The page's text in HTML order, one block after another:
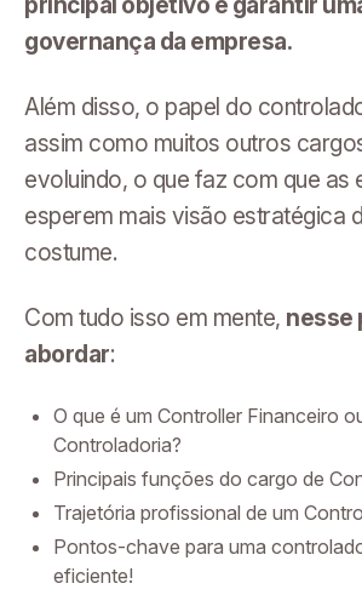
governança da empresa.
Além disso, o papel do
assim como muitos outros
evoluindo, o que faz com que as
esperem mais visão estratégica
costume.
Com tudo isso em mente, nesse
abordar:
O que é um Controller Financeiro
Controladoria?
Principais funções do cargo de
Trajetória profissional de um
Pontos-chave para uma
eficiente!